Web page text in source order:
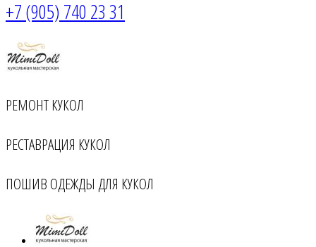
+7 (905) 740 23 31
РЕМОНТ КУКОЛ
РЕСТАВРАЦИЯ КУКОЛ
ПОШИВ ОДЕЖДЫ ДЛЯ КУКОЛ